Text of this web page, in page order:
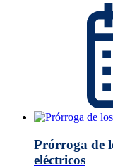
Prórroga de
eléctricos